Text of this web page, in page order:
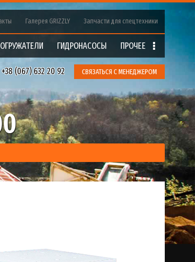
Галерея GRIZZLY Запчасти для спецтехники
ГИДРОНАCOCЫ ПРОЧЕЕ
+38 (067) 632 20 92 СВЯЗАТЬСЯ С МЕНЕДЖЕРОМ